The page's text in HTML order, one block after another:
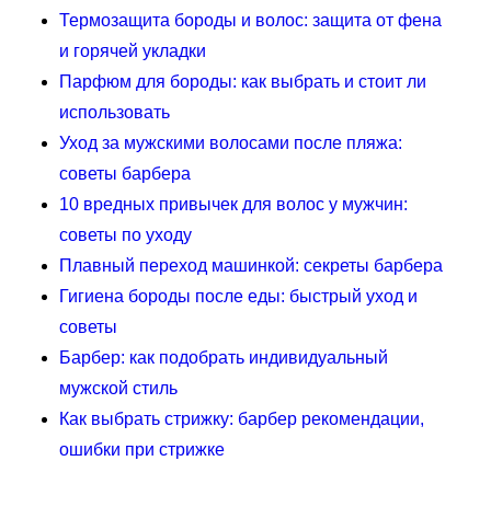
Термозащита бороды и волос: защита от фена
и горячей укладки
Парфюм для бороды: как выбрать и стоит ли
использовать
Уход за мужскими волосами после пляжа:
советы барбера
10 вредных привычек для волос у мужчин:
советы по уходу
Плавный переход машинкой: секреты барбера
Гигиена бороды после еды: быстрый уход и
советы
Барбер: как подобрать индивидуальный
мужской стиль
Как выбрать стрижку: барбер рекомендации,
ошибки при стрижке